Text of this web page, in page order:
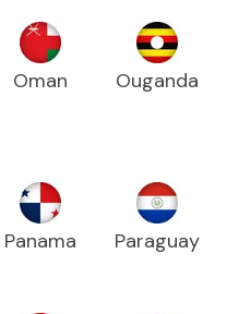
Oman Ouganda
Panama Paraguay